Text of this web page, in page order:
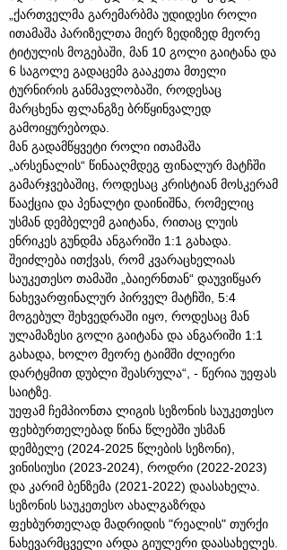
„ქართველმა გარემარბმა უდიდესი როლი
ითამაშა პარიზელთა მიერ ზედიზედ მეორე
ტიტულის მოგებაში, მან 10 გოლი გაიტანა და
6 საგოლე გადაცემა გააკეთა მთელი
ტურნირის განმავლობაში, როდესაც
მარცხენა ფლანგზე ბრწყინვალედ
გამოიყურებოდა.
მან გადამწყვეტი როლი ითამაშა
„არსენალის“ წინააღმდეგ ფინალურ მატჩში
გამარჯვებაშიც, როდესაც კრისტიან მოსკერამ
წააქცია და პენალტი დაინიშნა, რომელიც
უსმან დემბელემ გაიტანა, რითაც ლუის
ენრიკეს გუნდმა ანგარიში 1:1 გახადა.
შეიძლება ითქვას, რომ კვარაცხელიას
საუკეთესო თამაში „ბაიერნთან“ დაუვიწყარ
ნახევარფინალურ პირველ მატჩში, 5:4
მოგებულ შეხვედრაში იყო, როდესაც მან
ულამაზესი გოლი გაიტანა და ანგარიში 1:1
გახადა, ხოლო მეორე ტაიმში ძლიერი
დარტყმით დუბლი შეასრულა“, - წერია უეფას
საიტზე.
უეფამ ჩემპიონთა ლიგის სეზონის საუკეთესო
ფეხბურთელებად წინა წლებში უსმან
დემბელე (2024-2025 წლების სეზონი),
ვინისიუსი (2023-2024), როდრი (2022-2023)
და კარიმ ბენზემა (2021-2022) დაასახელა.
სეზონის საუკეთესო ახალგაზრდა
ფეხბურთელად მადრიდის "რეალის" თურქი
ნახევარმცველი არდა გიულერი დაასახელეს.